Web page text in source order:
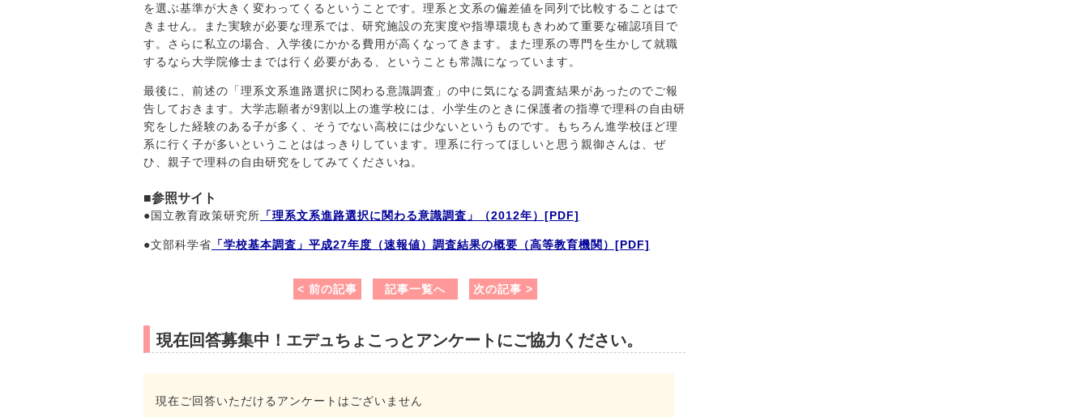
を選ぶ基準が大きく変わってくるということです。理系と文系の偏差値を同列で比較することはで
きません。また実験が必要な理系では、研究施設の充実度や指導環境もきわめて重要な確認項目で
す。さらに私立の場合、入学後にかかる費用が高くなってきます。また理系の専門を生かして就職
するなら大学院修士までは行く必要がある、ということも常識になっています。
最後に、前述の「理系文系進路選択に関わる意識調査」の中に気になる調査結果があったのでご報
告しておきます。大学志願者が9割以上の進学校には、小学生のときに保護者の指導で理科の自由研
究をした経験のある子が多く、そうでない高校には少ないというものです。もちろん進学校ほど理
系に行く子が多いということははっきりしています。理系に行ってほしいと思う親御さんは、ぜ
ひ、親子で理科の自由研究をしてみてくださいね。
■参照サイト
●国立教育政策研究所 「理系文系進路選択に関わる意識調査」（2012年）[PDF]
●文部科学省 「学校基本調査」平成27年度（速報値）調査結果の概要（高等教育機関）[PDF]
< 前の記事 記事一覧へ 次の記事 >
現在回答募集中！エデュちょこっとアンケートにご協力ください。
現在ご回答いただけるアンケートはございません